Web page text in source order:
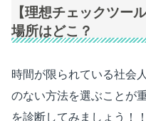
【理想チェックツー
場所はどこ？
時間が限られている社会
のない方法を選ぶことが
を診断してみましょう！！